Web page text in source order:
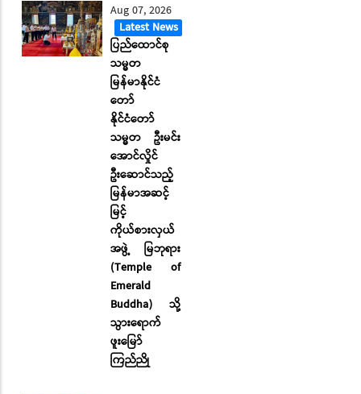
Aug 07, 2026
Latest News
ပြည်ထောင်စု
သမ္မတ
မြန်မာနိုင်ငံ
တော်
နိုင်ငံတော်
သမ္မတ ဦးမင်း
အောင်လှိုင်
ဦးဆောင်သည့်
မြန်မာအဆင့်
မြင့်
ကိုယ်စားလှယ်
အဖွဲ့ မြဘုရား
(Temple of
Emerald
Buddha) သို့
သွားရောက်
ဖူးမြော်
ကြည်ညို